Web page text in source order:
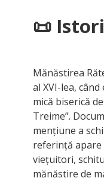
📜
Mănăstirea
al XVI-lea,
mică biserică
Treime”.
mențiune a
referință apare
viețuitori,
mănăstire de